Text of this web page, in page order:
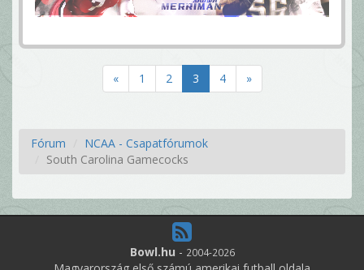
« 1 2 3 4 »
Fórum
NCAA - Csapatfórumok
South Carolina Gamecocks
Bowl.hu - 2004-2026